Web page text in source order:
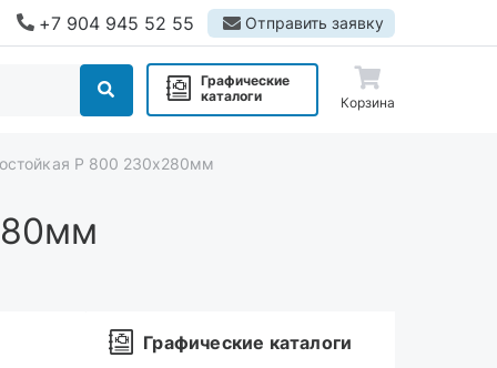
+7 904 945 52 55 Отправить заявку
Графические
каталоги
Корзина
Р 800 230х280мм
Графические каталоги